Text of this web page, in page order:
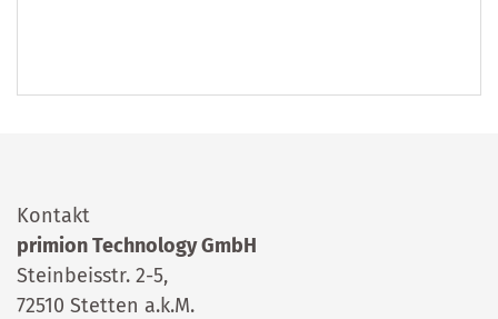
Kontakt
primion Technology GmbH
Steinbeisstr. 2-5,
72510 Stetten a.k.M.